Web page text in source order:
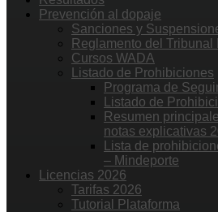
Prevención al dopaje
Sanciones y
Reglamento del
Cursos WADA
Listado de Prohibiciones
Programa de
Listado de
Resumen
notas explicativas
Lista de
– Mindeporte
Licencias 2026
Tarifas 2026
Tutorial Plataforma